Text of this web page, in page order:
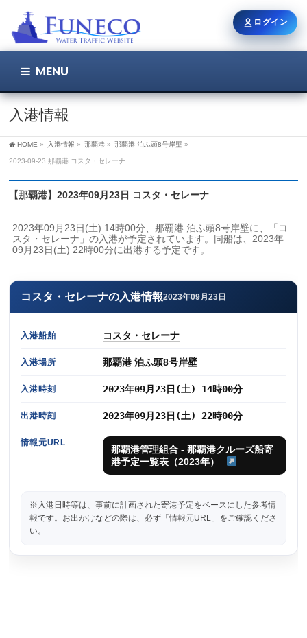
MENU
入港情報
HOME » 入港情報 » 那覇港 » 那覇港 泊ふ頭8号岸壁 »
2023-09-23 那覇港 コスタ・セレーナ
【那覇港】2023年09月23日 コスタ・セレーナ
2023年09月23日(土) 14時00分、那覇港 泊ふ頭8号岸壁に、「コ
スタ・セレーナ」の入港が予定されています。同船は、2023年
09月23日(土) 22時00分に出港する予定です。
コスタ・セレーナの入港情報2023年09月23日
入港船舶 コスタ・セレーナ
入港場所 那覇港 泊ふ頭8号岸壁
入港時刻 2023年09月23日(土) 14時00分
出港時刻 2023年09月23日(土) 22時00分
情報元URL
那覇港管理組合 - 那覇港クルーズ船寄
港予定一覧表（2023年）
※入港日時等は、事前に計画された寄港予定をベースにした参考情
報です。お出かけなどの際は、必ず「情報元URL」をご確認くださ
い。
ログイン
ユーザー名 / メール
新規登録 パスワードを忘れた方